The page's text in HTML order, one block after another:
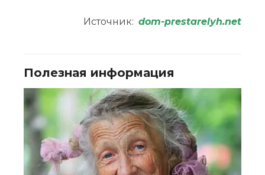
Источник: dom-prestarelyh.net
Полезная информация